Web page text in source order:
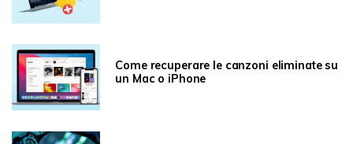
Come recuperare le canzoni eliminate su
un Mac o iPhone